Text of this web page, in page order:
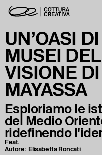
UN’OASI
MUSEI
VISIONE
MAYASSA
Esploriamo le
del Medio
ridefinendo
Feat.
Autore: Elisabetta Roncati